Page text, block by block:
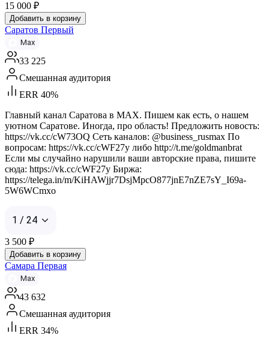
15 000 ₽
Добавить в корзину
Саратов Первый
Max
33 225
Смешанная аудитория
ERR 40%
Главный канал Саратова в MAX. Пишем как есть, о нашем
уютном Саратове. Иногда, про область! Предложить новость:
https://vk.cc/cW73OQ Сеть каналов: @business_rusmax По
вопросам: https://vk.cc/cWF27y либо http://t.me/goldmanbrat
Если мы случайно нарушили ваши авторские права, пишите
сюда: https://vk.cc/cWF27y Биржа:
https://telega.in/m/KiHAWjjr7DsjMpcO877jnE7nZE7sY_I69a-
5W6WCmxo
1 / 24
3 500 ₽
Добавить в корзину
Самара Первая
Max
43 632
Смешанная аудитория
ERR 34%